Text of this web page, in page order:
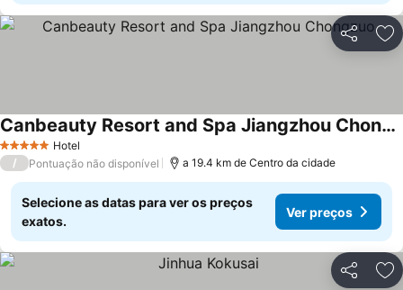
Partilhar
5 Estrelas Hotel
Canbeauty Resort and Spa Jiangzhou Chongzuo
/ Pontuação não disponível a 19.4 km de Centro da cidade
Selecione as datas para ver os preços
exatos.
Ver preços
Partilhar